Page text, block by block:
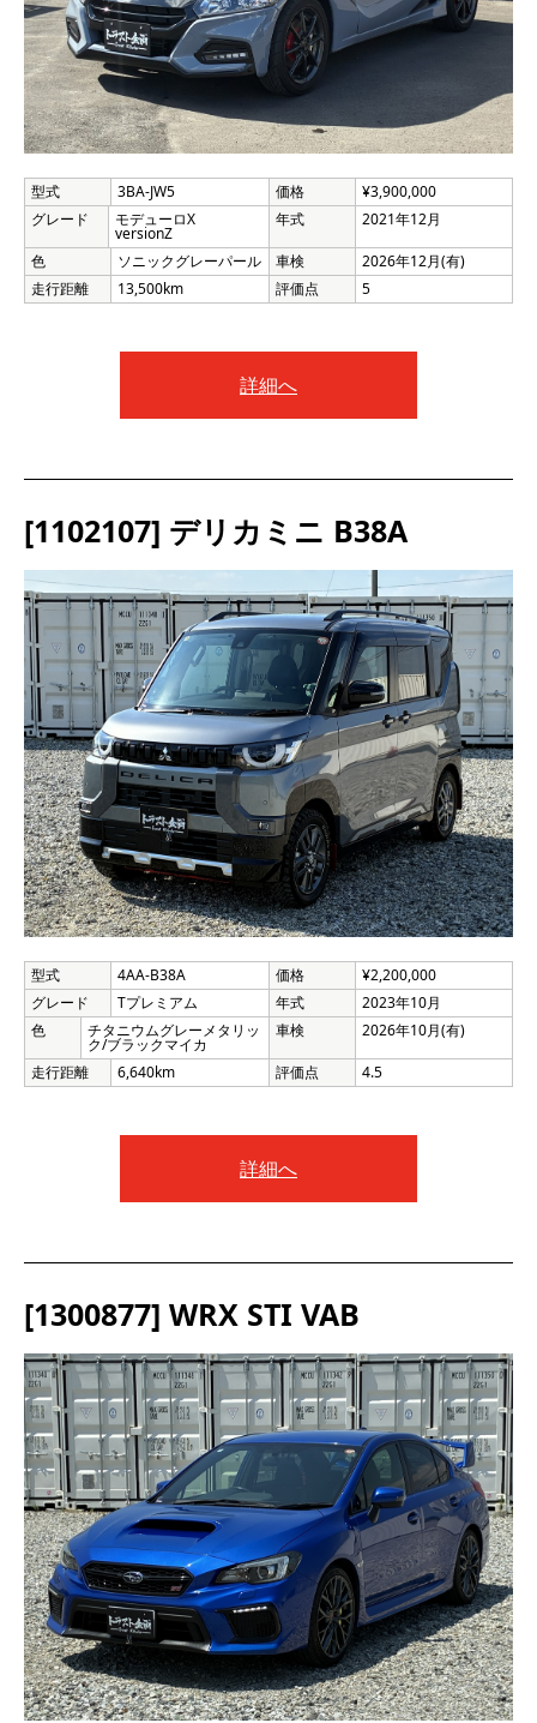
型式 3BA-JW5 価格
¥3,900,000
グレード
モデューロX
versionZ
年式 2021年12月
色 ソニックグレーパール 車検
2026年12月(有)
走行距離
13,500km 評価点 5
詳細へ
[1102107] デリカミニ B38A
型式 4AA-B38A 価格
¥2,200,000
グレード
Tプレミアム 年式
2023年10月
色
チタニウムグレーメタリッ
ク/ブラックマイカ
車検 2026年10月(有)
走行距離 6,640km 評価点 4.5
詳細へ
[1300877] WRX STI VAB